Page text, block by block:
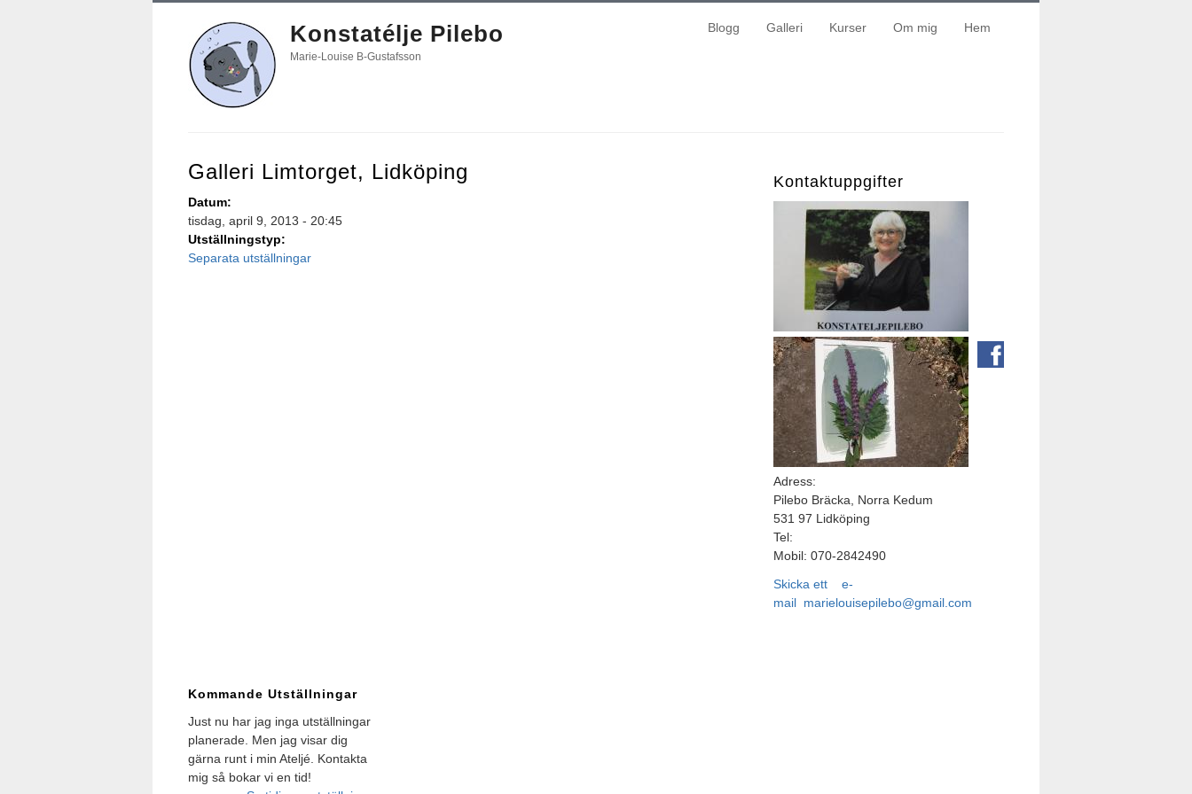
Konstatélje Pilebo
Marie-Louise B-Gustafsson
Blogg Galleri Kurser Om mig Hem
Galleri Limtorget, Lidköping
Datum:
tisdag, april 9, 2013 - 20:45
Utställningstyp:
Separata utställningar
Kontaktuppgifter
Adress:
Pilebo Bräcka, Norra Kedum
531 97 Lidköping
Tel:
Mobil: 070-2842490
Skicka ett e-
mail marielouisepilebo@gmail.com
Kommande Utställningar
Just nu har jag inga utställningar
planerade. Men jag visar dig
gärna runt i min Ateljé. Kontakta
mig så bokar vi en tid!